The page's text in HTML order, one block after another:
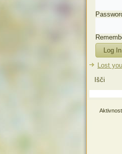
Lost
Išči